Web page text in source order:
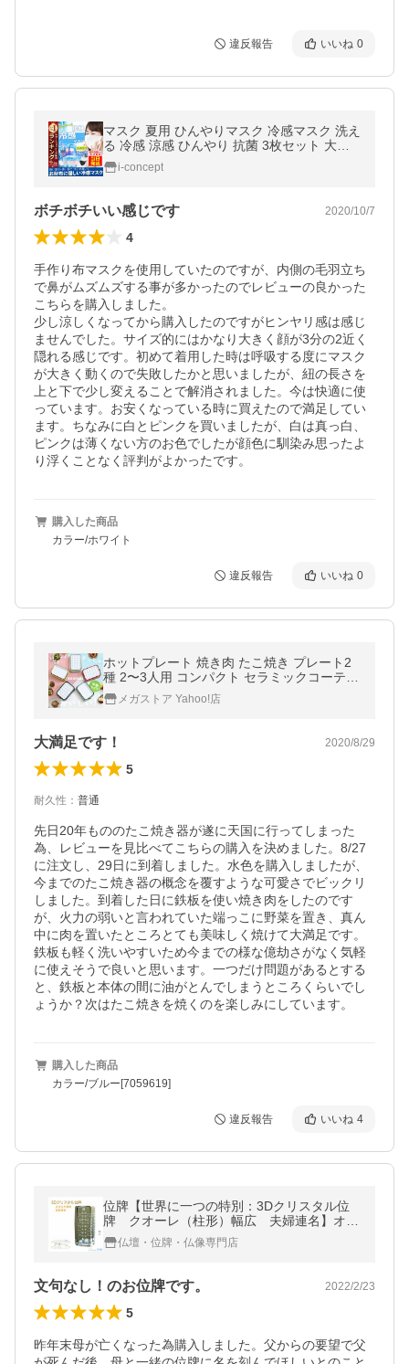
違反報告 いいね 0
マスク 夏用 ひんやりマスク 冷感マスク 洗え
る 冷感 涼感 ひんやり 抗菌 3枚セット 大人
用 立体 花粉対策 在庫あり 送料無料 父の日
プレゼント セール
i-concept
ボチボチいい感じです 2020/10/7
4
手作り布マスクを使用していたのですが、内側の毛羽立ち
で鼻がムズムズする事が多かったのでレビューの良かった
こちらを購入しました。
少し涼しくなってから購入したのですがヒンヤリ感は感じ
ませんでした。サイズ的にはかなり大きく顔が3分の2近く
隠れる感じです。初めて着用した時は呼吸する度にマスク
が大きく動くので失敗したかと思いましたが、紐の長さを
上と下で少し変えることで解消されました。今は快適に使
っています。お安くなっている時に買えたので満足してい
ます。ちなみに白とピンクを買いましたが、白は真っ白、
ピンクは薄くない方のお色でしたが顔色に馴染み思ったよ
り浮くことなく評判がよかったです。
購入した商品
カラー/ホワイト
違反報告 いいね 0
ホットプレート 焼き肉 たこ焼き プレート2
種 2〜3人用 コンパクト セラミックコーティ
ング プレゼント 着脱式 アイリスオーヤマ P
HP-C24W *
メガストア Yahoo!店
大満足です！ 2020/8/29
5
耐久性 ： 普通
先日20年もののたこ焼き器が遂に天国に行ってしまった
為、レビューを見比べてこちらの購入を決めました。8/27
に注文し、29日に到着しました。水色を購入しましたが、
今までのたこ焼き器の概念を覆すような可愛さでビックリ
しました。到着した日に鉄板を使い焼き肉をしたのです
が、火力の弱いと言われていた端っこに野菜を置き、真ん
中に肉を置いたところとても美味しく焼けて大満足です。
鉄板も軽く洗いやすいため今までの様な億劫さがなく気軽
に使えそうで良いと思います。一つだけ問題があるとする
と、鉄板と本体の間に油がとんでしまうところくらいでし
ょうか？次はたこ焼きを焼くのを楽しみにしています。
購入した商品
カラー/ブルー[7059619]
違反報告 いいね 4
位牌【世界に一つの特別：3Dクリスタル位
牌 クオーレ（柱形）幅広 夫婦連名】オリ
ジナル位牌 ガラス オーダーメイド 送料
無料仏壇・位牌・仏像専門店
文句なし！のお位牌です。 2022/2/23
5
昨年末母が亡くなった為購入しました。父からの要望で父